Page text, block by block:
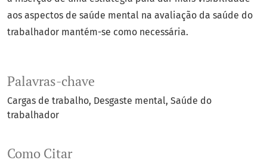
Palavras-chave
Cargas de trabalho Desgaste mental Saúde do
trabalhador
Como Citar
aos aspectos de saúde mental na avaliação da saúde do
trabalhador mantém-se como necessária.